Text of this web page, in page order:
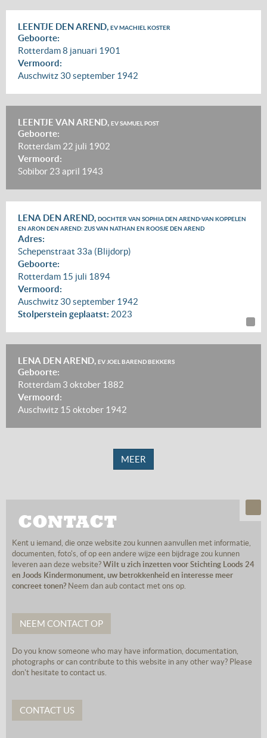
LEENTJE DEN AREND, EV MACHIEL KOSTER
Geboorte:
Rotterdam8 januari 1901
Vermoord:
Auschwitz 30 september 1942
LEENTJE VAN AREND, EV SAMUEL POST
Geboorte:
Rotterdam 22 juli 1902
Vermoord:
Sobibor 23 april 1943
LENA DEN AREND, DOCHTER VAN SOPHIA DEN AREND-VAN KOPPELEN
EN ARON DEN AREND: ZUS VAN NATHAN EN ROOSJE DEN AREND
Adres:
Schepenstraat 33a (Blijdorp)
Geboorte:
Rotterdam 15 juli 1894
Vermoord:
Auschwitz 30 september 1942
Stolperstein geplaatst: 2023
LENA DEN AREND, EV JOEL BAREND BEKKERS
Geboorte:
Rotterdam 3 oktober 1882
Vermoord:
Auschwitz 15 oktober 1942
MEER
CONTACT
Kent u iemand, die onze website zou kunnen aanvullen met informatie,
documenten, foto's, of op een andere wijze een bijdrage zou kunnen
leveren aan deze website? Wilt u zich inzetten voor Stichting Loods 24
en Joods Kindermonument, uw betrokkenheid en interesse meer
concreet tonen? Neem dan aub contact met ons op.
NEEM CONTACT OP
Do you know someone who may have information, documentation,
photographs or can contribute to this website in any other way? Please
don't hesitate to contact us.
CONTACT US